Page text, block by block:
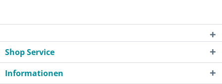
Shop Service
Informationen